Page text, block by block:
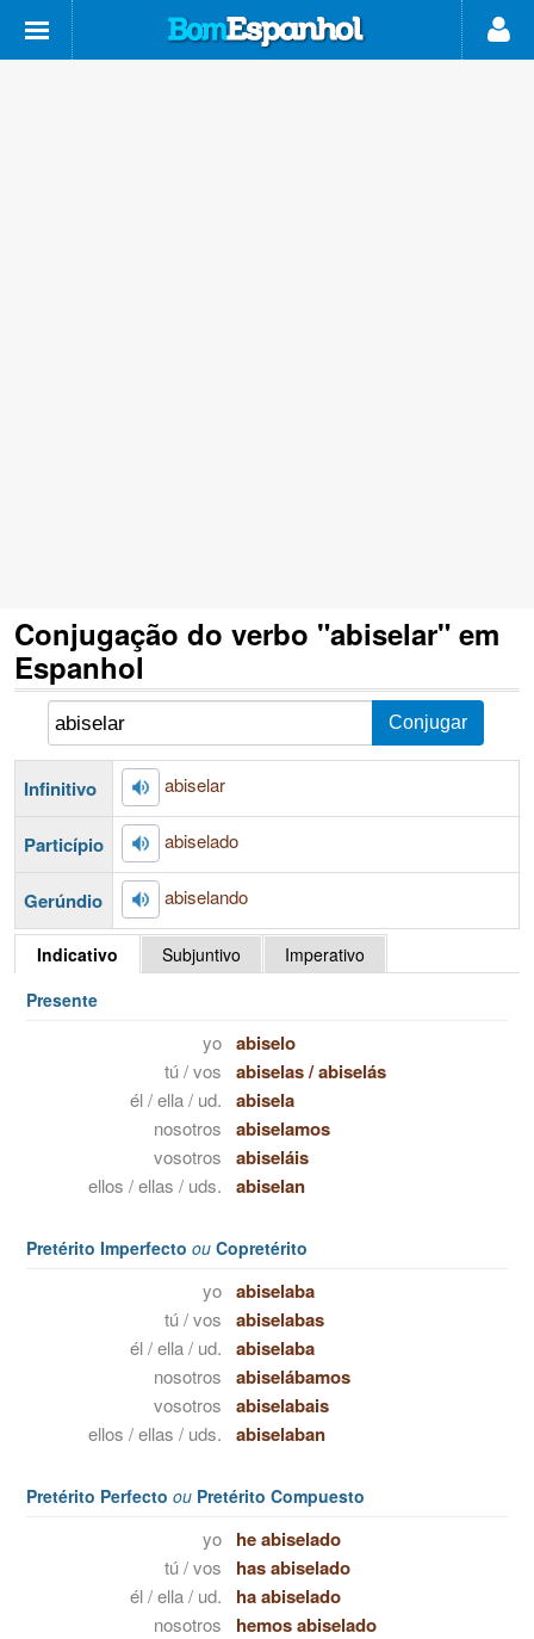
Conjugação do verbo "abiselar" em
Espanhol
Infinitivo abiselar
Particípio abiselado
Gerúndio abiselando
Indicativo Subjuntivo
Imperativo
Presente
yo abiselo
tú / vos abiselas/abiselás
él / ella / ud. abisela
nosotros abiselamos
vosotros abiseláis
ellos / ellas / uds. abiselan
Pretérito Imperfecto ou Copretérito
yo abiselaba
tú / vos abiselabas
él / ella / ud. abiselaba
nosotros abiselábamos
vosotros abiselabais
ellos / ellas / uds. abiselaban
Pretérito Perfecto ou Pretérito Compuesto
yo he abiselado
tú / vos has abiselado
él / ella / ud. ha abiselado
nosotros hemos abiselado